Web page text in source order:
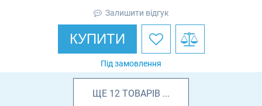
Залишити відгук
КУПИТИ
Під замовлення
ЩЕ 12 ТОВАРІВ ...